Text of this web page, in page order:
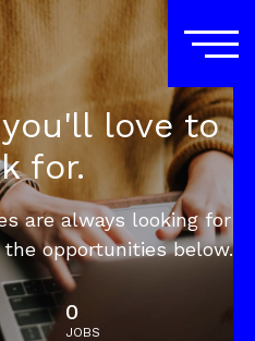
love to
for.
are always looking for
opportunities below.
0
JOBS